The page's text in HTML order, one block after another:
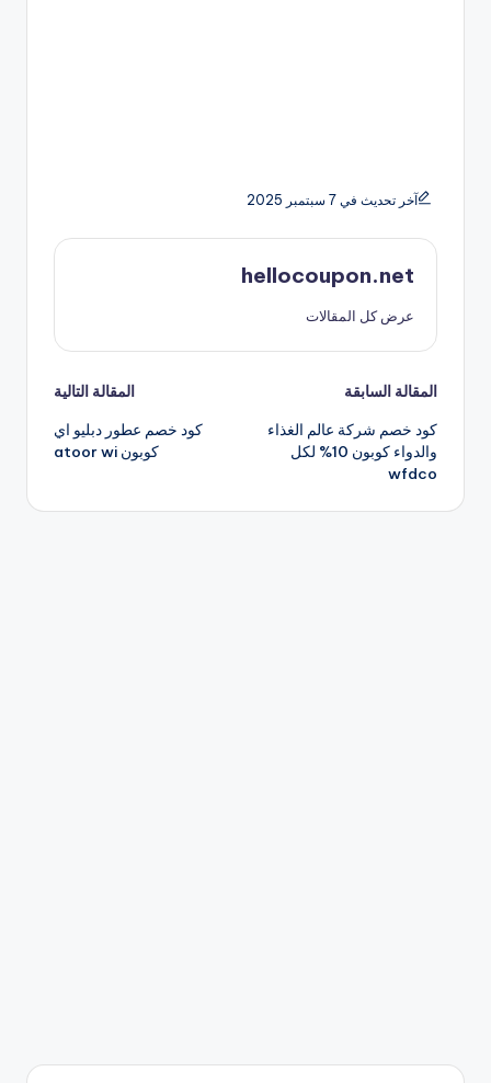
آخر تحديث في 7 سبتمبر 2025
hellocoupon.net
عرض كل المقالات
تصفّح
المقالات
المقالة السابقة
كود خصم شركة عالم الغذاء
والدواء كوبون 10% لكل
wfdco
المقالة التالية
كود خصم عطور دبليو اي
كوبون atoor wi